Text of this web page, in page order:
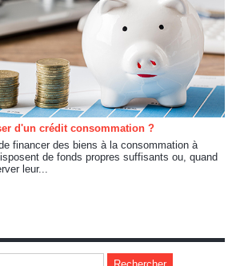
d'un crédit consommation ?
financer des biens à la consommation à
de fonds propres suffisants ou, quand
leur...